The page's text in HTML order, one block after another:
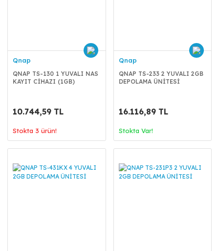
Qnap
QNAP TS-130 1 YUVALI NAS
KAYIT CİHAZI (1GB)
10.744,59 TL
Stokta 3 ürün!
Qnap
QNAP TS-233 2 YUVALI 2GB
DEPOLAMA ÜNİTESİ
16.116,89 TL
Stokta Var!